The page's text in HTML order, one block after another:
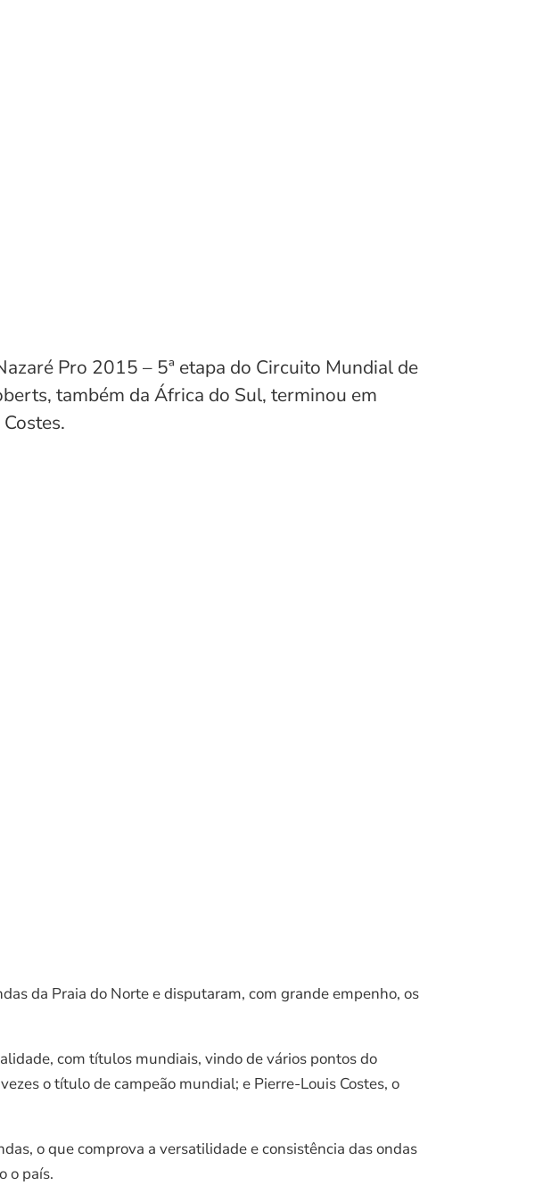
Pro 2015 – 5ª etapa do Circuito Mundial de
também da África do Sul, terminou em
da Praia do Norte e disputaram, com grande empenho, os
com títulos mundiais, vindo de vários pontos do
o título de campeão mundial; e Pierre-Louis Costes, o
o que comprova a versatilidade e consistência das ondas
o país.